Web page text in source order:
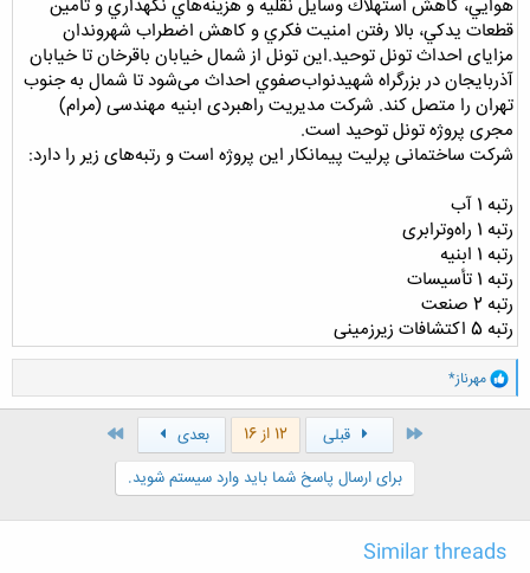
هوايي، كاهش استهلاك وسايل نقليه و هزينه‌هاي نگهداري و تامين
قطعات يدكي، بالا رفتن امنيت فكري و كاهش اضطراب شهروندان
مزایای احداث تونل توحید.این تونل از شمال خیابان باقرخان تا خیابان
آذربایجان در بزرگراه شهيدنواب‌صفوي احداث می‌شود تا شمال به جنوب
تهران را متصل کند. شرکت مدیریت راهبردی ابنیه مهندسی (مرام)
مجری پروژه تونل توحید است.
شرکت ساختمانی پرلیت پیمانکار این پروژه است و رتبه‌های زیر را دارد:
رتبه 1 آب
رتبه 1 راه‌وترابری
رتبه 1 ابنیه
رتبه 1 تأسیسات
رتبه 2 صنعت
رتبه 5 اکتشافات زیرزمینی
و
ا
ک
مهرناز*
اول قبلی 12 از 16 بعدی
برای ارسال پاسخ شما باید وارد سیستم شوید.
Similar threads